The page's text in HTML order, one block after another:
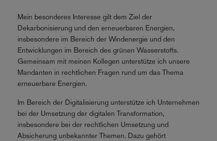
Mein besonderes Interesse gilt dem Ziel der
Dekarbonisierung und den erneuerbaren Energien,
insbesondere im Bereich der Windenergie und den
Entwicklungen im Bereich des grünen Wasserstoffs.
Gemeinsam mit meinen Kollegen unterstütze ich unsere
Mandanten in rechtlichen Fragen rund um das Thema
erneuerbare Energien.
Im Bereich der Digitalisierung unterstütze ich Unternehmen
bei der Umsetzung der digitalen Transformation,
insbesondere bei der rechtlichen Umsetzung und
Absicherung unbekannter Themen. Dazu gehört